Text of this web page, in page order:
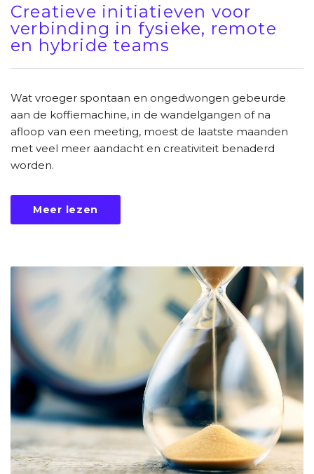
Creatieve initiatieven voor
verbinding in fysieke, remote
en hybride teams
Wat vroeger spontaan en ongedwongen gebeurde
aan de koffiemachine, in de wandelgangen of na
afloop van een meeting, moest de laatste maanden
met veel meer aandacht en creativiteit benaderd
worden.
Meer lezen